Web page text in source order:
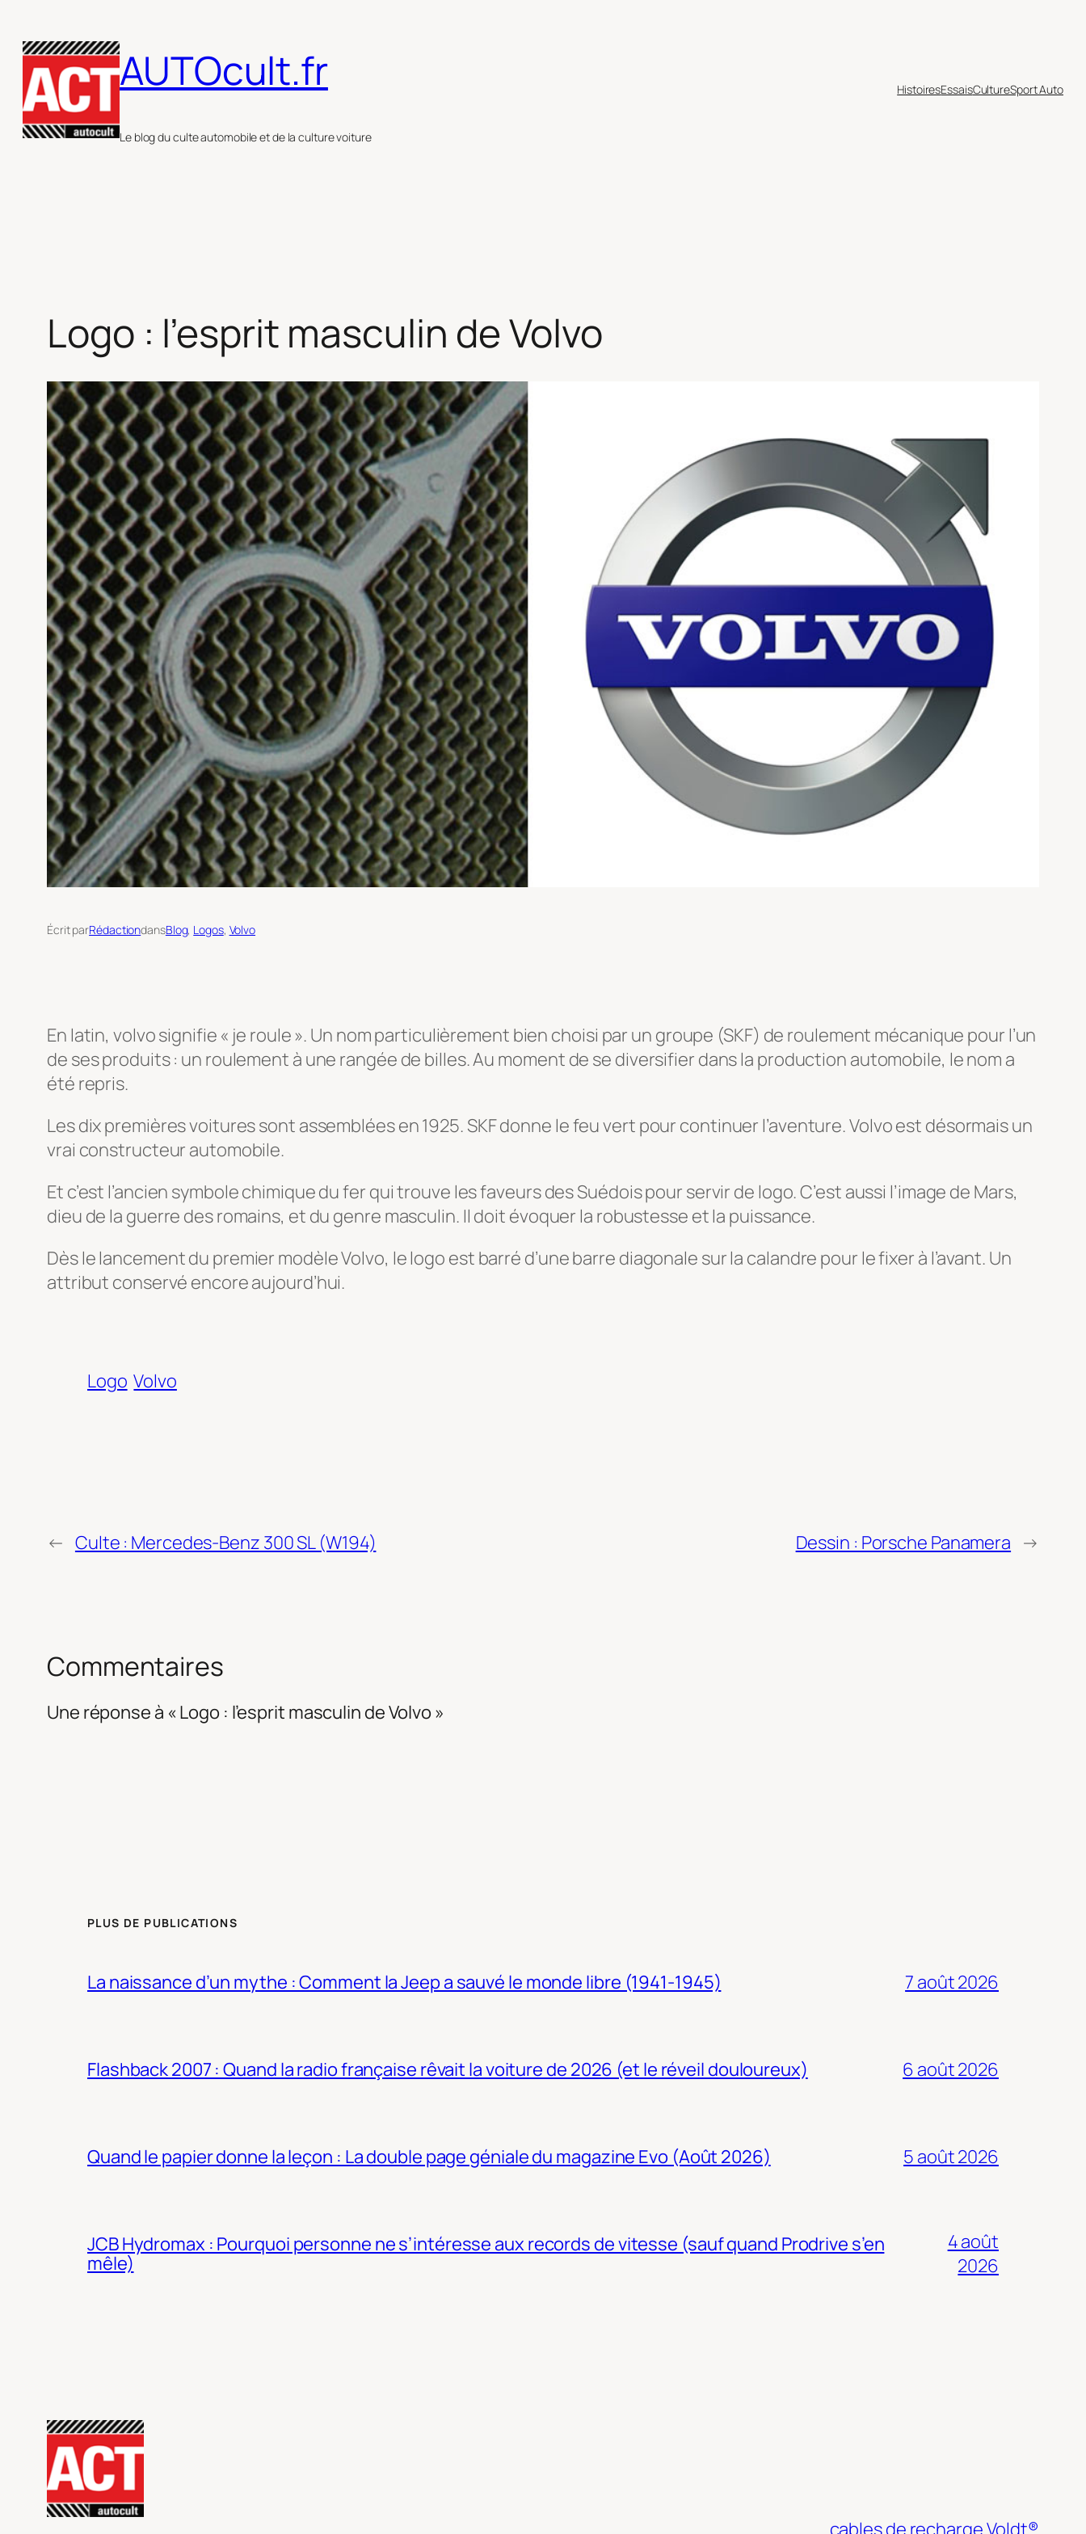
au
contenu
AUTOcult.fr
Le blog du culte automobile et de la culture voiture
HistoiresEssaisCultureSport Auto
Logo : l’esprit masculin de Volvo
Écrit parRédactiondansBlog, Logos, Volvo
En latin, volvo signifie « je roule ». Un nom particulièrement bien choisi par un groupe (SKF) de roulement mécanique pour l’un
de ses produits : un roulement à une rangée de billes. Au moment de se diversifier dans la production automobile, le nom a
été repris.
Les dix premières voitures sont assemblées en 1925. SKF donne le feu vert pour continuer l’aventure. Volvo est désormais un
vrai constructeur automobile.
Et c’est l’ancien symbole chimique du fer qui trouve les faveurs des Suédois pour servir de logo. C’est aussi l’image de Mars,
dieu de la guerre des romains, et du genre masculin. Il doit évoquer la robustesse et la puissance.
Dès le lancement du premier modèle Volvo, le logo est barré d’une barre diagonale sur la calandre pour le fixer à l’avant. Un
attribut conservé encore aujourd’hui.
Logo Volvo
← Culte : Mercedes-Benz 300 SL (W194) Dessin : Porsche Panamera →
Commentaires
Une réponse à « Logo : l’esprit masculin de Volvo »
PLUS DE PUBLICATIONS
La naissance d’un mythe : Comment la Jeep a sauvé le monde libre (1941-1945) 7 août 2026
Flashback 2007 : Quand la radio française rêvait la voiture de 2026 (et le réveil douloureux) 6 août 2026
Quand le papier donne la leçon : La double page géniale du magazine Evo (Août 2026) 5 août 2026
JCB Hydromax : Pourquoi personne ne s’intéresse aux records de vitesse (sauf quand Prodrive s’en
mêle)
4 août
2026
cables de recharge Voldt®